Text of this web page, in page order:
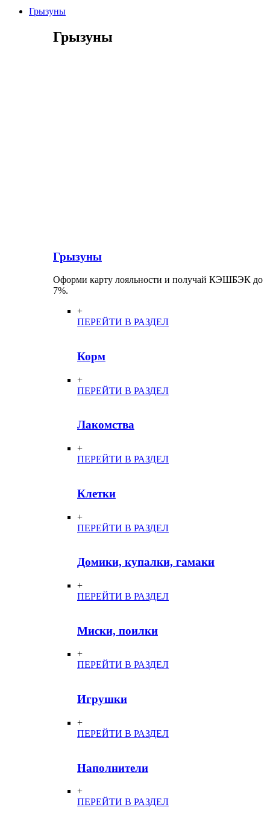
Грызуны
Грызуны
Грызуны
Оформи карту лояльности и получай КЭШБЭК до
7%.
+
ПЕРЕЙТИ В РАЗДЕЛ
Корм
+
ПЕРЕЙТИ В РАЗДЕЛ
Лакомства
+
ПЕРЕЙТИ В РАЗДЕЛ
Клетки
+
ПЕРЕЙТИ В РАЗДЕЛ
Домики, купалки, гамаки
+
ПЕРЕЙТИ В РАЗДЕЛ
Миски, поилки
+
ПЕРЕЙТИ В РАЗДЕЛ
Игрушки
+
ПЕРЕЙТИ В РАЗДЕЛ
Наполнители
+
ПЕРЕЙТИ В РАЗДЕЛ